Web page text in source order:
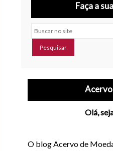
Faça a
Buscar no site
Olá,
O blog Acervo de